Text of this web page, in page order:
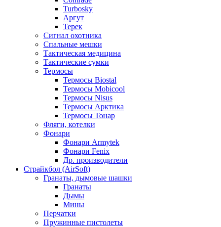
Turbosky
Аргут
Терек
Сигнал охотника
Спальные мешки
Тактическая медицина
Тактические сумки
Термосы
Термосы Biostal
Термосы Mobicool
Термосы Nisus
Термосы Арктика
Термосы Тонар
Фляги, котелки
Фонари
Фонари Armytek
Фонари Fenix
Др. производители
Страйкбол (AirSoft)
Гранаты, дымовые шашки
Гранаты
Дымы
Мины
Перчатки
Пружинные пистолеты